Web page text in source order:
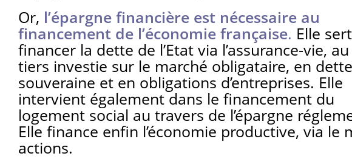
Or, l’épargne financière est nécessaire au
financement de l’économie française. Elle
financer la dette de l’Etat via l’assurance-vie,
tiers investie sur le marché obligataire, en dette
souveraine et en obligations d’entreprises. Elle
intervient également dans le financement du
logement social au travers de l’épargne
Elle finance enfin l’économie productive, via le
actions.